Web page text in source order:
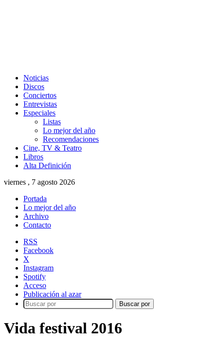
Noticias
Discos
Conciertos
Entrevistas
Especiales
Listas
Lo mejor del año
Recomendaciones
Cine, TV & Teatro
Libros
Alta Definición
viernes , 7 agosto 2026
Portada
Lo mejor del año
Archivo
Contacto
RSS
Facebook
X
Instagram
Spotify
Acceso
Publicación al azar
Buscar por
Vida festival 2016